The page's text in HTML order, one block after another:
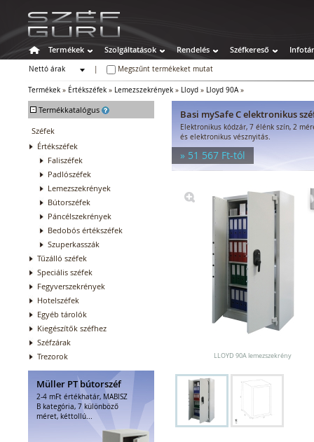
Termékek Szolgáltatások Rendelés Széfkereső Infotár
Nettó árak
Megszűnt termékeket mutat
Termékek » Értékszéfek » Lemezszekrények » Lloyd » Lloyd 90A »
- Termékkatalógus
Széfek
Értékszéfek
Faliszéfek
Padlószéfek
Lemezszekrények
Bútorszéfek
Páncélszekrények
Bedobós értékszéfek
Szuperkasszák
Tűzálló széfek
Speciális széfek
Fegyverszekrények
Hotelszéfek
Egyéb tárolók
Kiegészítők széfhez
Széfzárak
Trezorok
Müller PT bútorszéf
2-4 mFt értékhatár, MABISZ
B kategória, 7 különböző
méret, kéttollú...
Basi mySafe C elektronikus
Elektronikus kódzár, 7 élénk szín, 2
és elektronikus vésznyitás.
» 51 567 Ft-tól
LLOYD 90A lemezszekrény